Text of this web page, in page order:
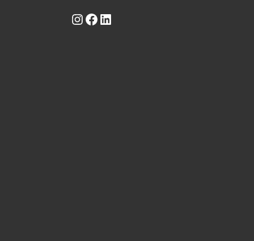
Instagram https://www.facebook.com/danishbeachvolleytour LinkedIn